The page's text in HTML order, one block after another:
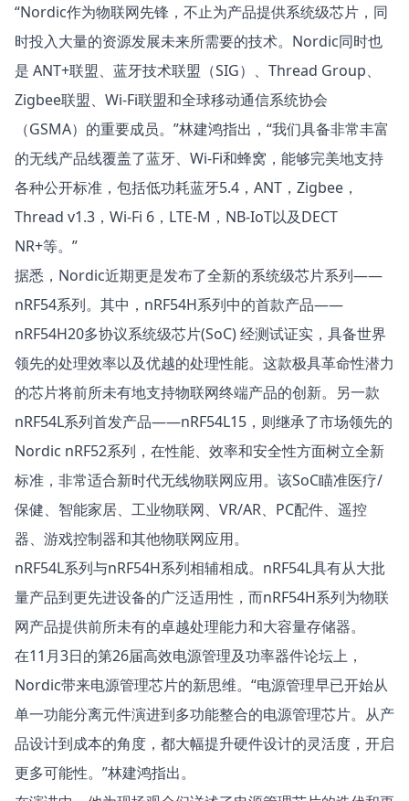
“Nordic作为物联网先锋，不止为产品提供系统级芯片，同
时投入大量的资源发展未来所需要的技术。Nordic同时也
是 ANT+联盟、蓝牙技术联盟（SIG）、Thread Group、
Zigbee联盟、Wi-Fi联盟和全球移动通信系统协会
（GSMA）的重要成员。”林建鸿指出，“我们具备非常丰富
的无线产品线覆盖了蓝牙、Wi-Fi和蜂窝，能够完美地支持
各种公开标准，包括低功耗蓝牙5.4，ANT，Zigbee，
Thread v1.3，Wi-Fi 6，LTE-M，NB-IoT以及DECT
NR+等。”
据悉，Nordic近期更是发布了全新的系统级芯片系列——
nRF54系列。其中，nRF54H系列中的首款产品——
nRF54H20多协议系统级芯片(SoC) 经测试证实，具备世界
领先的处理效率以及优越的处理性能。这款极具革命性潜力
的芯片将前所未有地支持物联网终端产品的创新。另一款
nRF54L系列首发产品——nRF54L15，则继承了市场领先的
Nordic nRF52系列，在性能、效率和安全性方面树立全新
标准，非常适合新时代无线物联网应用。该SoC瞄准医疗/
保健、智能家居、工业物联网、VR/AR、PC配件、遥控
器、游戏控制器和其他物联网应用。
nRF54L系列与nRF54H系列相辅相成。nRF54L具有从大批
量产品到更先进设备的广泛适用性，而nRF54H系列为物联
网产品提供前所未有的卓越处理能力和大容量存储器。
在11月3日的第26届高效电源管理及功率器件论坛上，
Nordic带来电源管理芯片的新思维。“电源管理早已开始从
单一功能分离元件演进到多功能整合的电源管理芯片。从产
品设计到成本的角度，都大幅提升硬件设计的灵活度，开启
更多可能性。”林建鸿指出。